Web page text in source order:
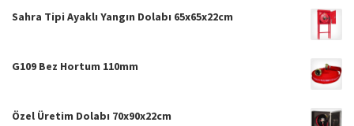
Sahra Tipi Ayaklı Yangın Dolabı 65x65x22cm
G109 Bez Hortum 110mm
Özel Üretim Dolabı 70x90x22cm